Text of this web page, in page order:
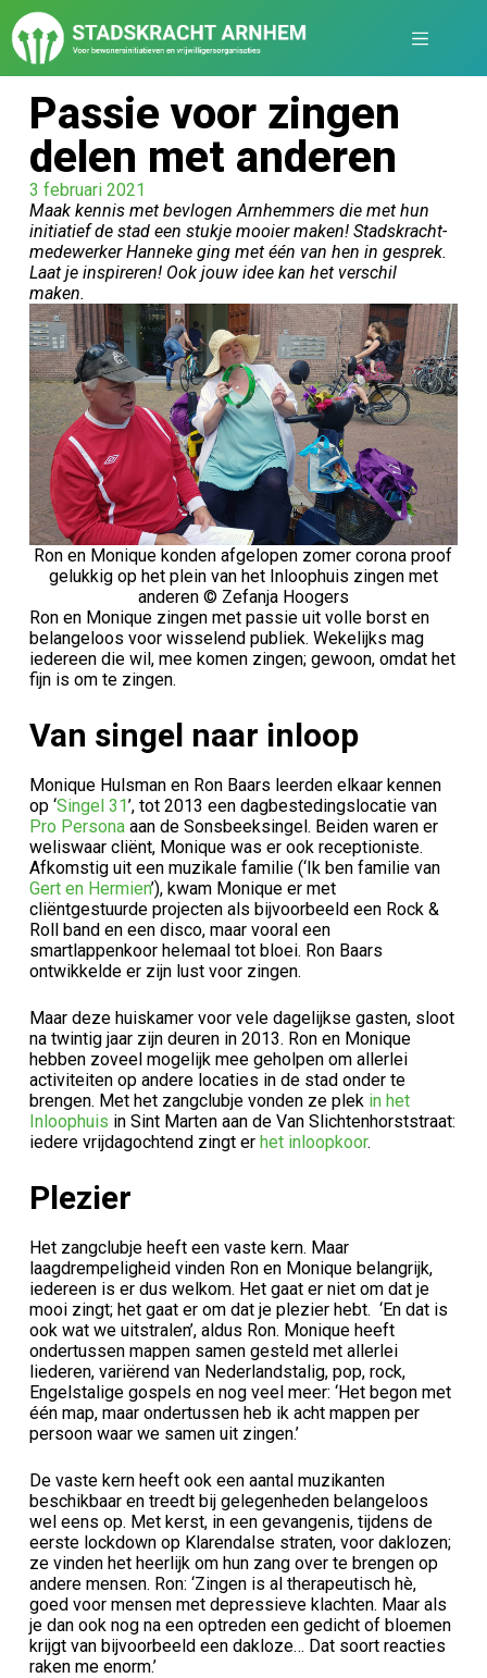
Passie voor zingen
delen met anderen
3 februari 2021
Maak kennis met bevlogen Arnhemmers die met hun
initiatief de stad een stukje mooier maken! Stadskracht-
medewerker Hanneke ging met één van hen in gesprek.
Laat je inspireren! Ook jouw idee kan het verschil
maken.
Ron en Monique konden afgelopen zomer corona proof
gelukkig op het plein van het Inloophuis zingen met
anderen © Zefanja Hoogers
Ron en Monique zingen met passie uit volle borst en
belangeloos voor wisselend publiek. Wekelijks mag
iedereen die wil, mee komen zingen; gewoon, omdat het
fijn is om te zingen.
Van singel naar inloop
Monique Hulsman en Ron Baars leerden elkaar kennen
op ‘Singel 31’, tot 2013 een dagbestedingslocatie van
Pro Personaaan de Sonsbeeksingel. Beiden waren er
weliswaar cliënt, Monique was er ook receptioniste.
Afkomstig uit een muzikale familie (‘Ik ben familie van
Gert en Hermien’), kwam Monique er met
cliëntgestuurde projecten als bijvoorbeeld een Rock &
Roll band en een disco, maar vooral een
smartlappenkoor helemaal tot bloei. Ron Baars
ontwikkelde er zijn lust voor zingen.
Maar deze huiskamer voor vele dagelijkse gasten, sloot
na twintig jaar zijn deuren in 2013. Ron en Monique
hebben zoveel mogelijk mee geholpen om allerlei
activiteiten op andere locaties in de stad onder te
brengen. Met het zangclubje vonden ze plek in het
Inloophuis in Sint Marten aan de Van Slichtenhorststraat:
iedere vrijdagochtend zingt er het inloopkoor.
Plezier
Het zangclubje heeft een vaste kern. Maar
laagdrempeligheid vinden Ron en Monique belangrijk,
iedereen is er dus welkom. Het gaat er niet om dat je
mooi zingt; het gaat er om dat je plezier hebt. ‘En dat is
ook wat we uitstralen’, aldus Ron. Monique heeft
ondertussen mappen samen gesteld met allerlei
liederen, variërend van Nederlandstalig, pop, rock,
Engelstalige gospels en nog veel meer: ‘Het begon met
één map, maar ondertussen heb ik acht mappen per
persoon waar we samen uit zingen.’
De vaste kern heeft ook een aantal muzikanten
beschikbaar en treedt bij gelegenheden belangeloos
wel eens op. Met kerst, in een gevangenis, tijdens de
eerste lockdown op Klarendalse straten, voor daklozen;
ze vinden het heerlijk om hun zang over te brengen op
andere mensen. Ron: ‘Zingen is al therapeutisch hè,
goed voor mensen met depressieve klachten. Maar als
je dan ook nog na een optreden een gedicht of bloemen
krijgt van bijvoorbeeld een dakloze… Dat soort reacties
raken me enorm.’